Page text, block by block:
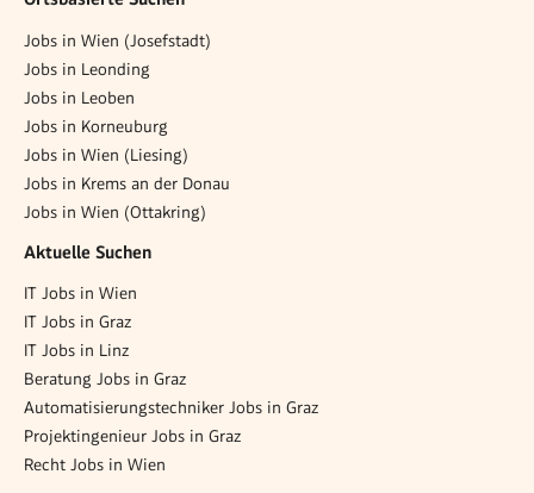
Jobs in Wien (Josefstadt)
Jobs in Leonding
Jobs in Leoben
Jobs in Korneuburg
Jobs in Wien (Liesing)
Jobs in Krems an der Donau
Jobs in Wien (Ottakring)
Aktuelle Suchen
IT Jobs in Wien
IT Jobs in Graz
IT Jobs in Linz
Beratung Jobs in Graz
Automatisierungstechniker Jobs in Graz
Projektingenieur Jobs in Graz
Recht Jobs in Wien